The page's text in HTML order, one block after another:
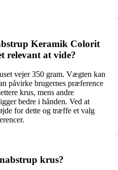
Keramik Colorit
relevant at vide?
vejer 350 gram. Vægten kan
påvirke brugernes præference
krus, mens andre
bedre i hånden. Ved at
for dette og træffe et valg
krus?